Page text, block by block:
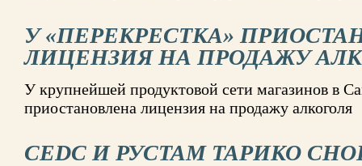
У «ПЕРЕКРЕСТКА»
ЛИЦЕНЗИЯ НА ПРОДАЖУ
У крупнейшей продуктовой сети магазинов в
приостановлена лицензия на продажу алкоголя
CEDC И РУСТАМ ТАРИКО